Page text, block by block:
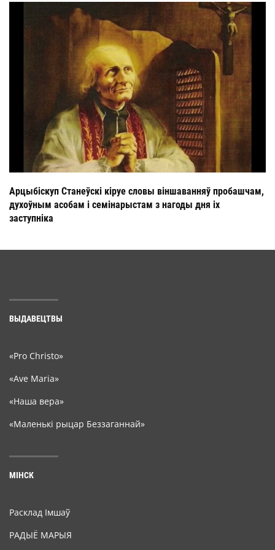
Арцыбіскуп Станеўскі кіруе словы віншаванняў пробашчам,
духоўным асобам і семінарыстам з нагоды дня іх
заступніка
ВЫДАВЕЦТВЫ
«Pro Christo»
«Ave Maria»
«Наша вера»
«Маленькі рыцар Беззаганнай»
МІНСК
Расклад Імшаў
РАДЫЁ МАРЫЯ